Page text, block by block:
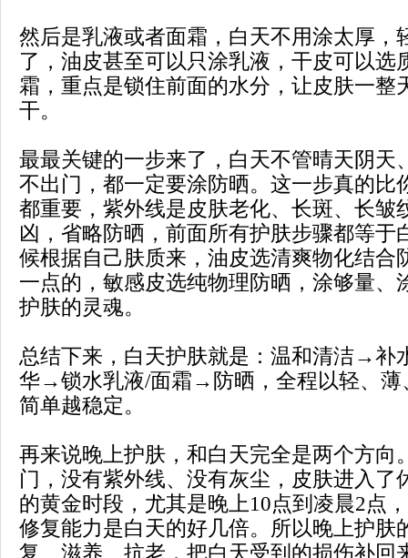
然后是乳液或者面霜，白天不用涂太厚，
了，油皮甚至可以只涂乳液，干皮可以选
霜，重点是锁住前面的水分，让皮肤一整
干。
最最关键的一步来了，白天不管晴天阴天
不出门，都一定要涂防晒。这一步真的比
都重要，紫外线是皮肤老化、长斑、长皱
凶，省略防晒，前面所有护肤步骤都等于
候根据自己肤质来，油皮选清爽物化结合
一点的，敏感皮选纯物理防晒，涂够量、
护肤的灵魂。
总结下来，白天护肤就是：温和清洁→补
华→锁水乳液/面霜→防晒，全程以轻、薄
简单越稳定。
再来说晚上护肤，和白天完全是两个方向
门，没有紫外线、没有灰尘，皮肤进入了
的黄金时段，尤其是晚上10点到凌晨2点
修复能力是白天的好几倍。所以晚上护肤
复、滋养、抗老，把白天受到的损伤补回